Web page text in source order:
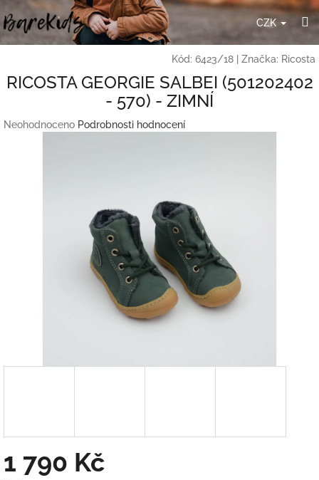
Přejít
na
obsah
CZK
Kód: 6423/18 Značka: Ricosta
RICOSTA GEORGIE SALBEI (501202402
- 570) - ZIMNÍ
Průměrné
Neohodnoceno Podrobnosti hodnocení
1 790 Kč